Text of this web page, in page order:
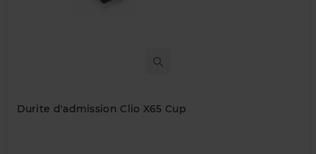
Durite d'admission Clio X65 Cup